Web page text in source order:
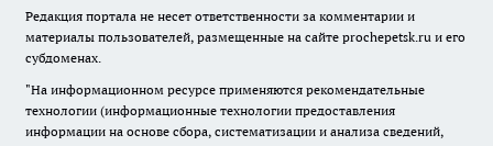
Редакция портала не несет ответственности за комментарии и
материалы пользователей, размещенные на сайте prochepetsk.ru и его
субдоменах.
"На информационном ресурсе применяются рекомендательные
технологии (информационные технологии предоставления
информации на основе сбора, систематизации и анализа сведений,